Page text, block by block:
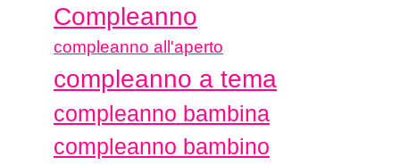
Compleanno
compleanno all'aperto
compleanno a tema
compleanno bambina
compleanno bambino